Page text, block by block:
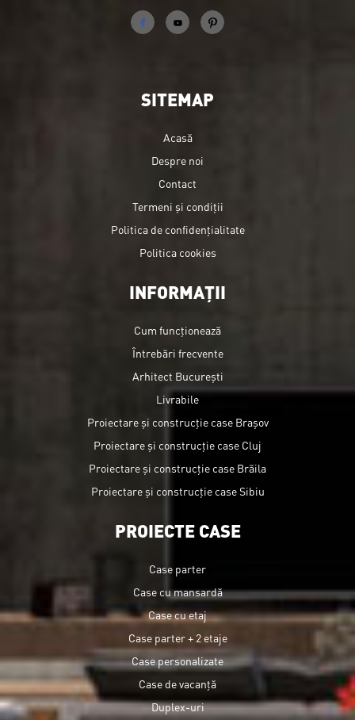
SITEMAP
Acasă
Despre noi
Contact
Termeni și condiții
Politica de confidențialitate
Politica cookies
INFORMAȚII
Cum funcționează
Întrebări frecvente
Arhitect București
Livrabile
Proiectare și construcție case Brașov
Proiectare și construcție case Cluj
Proiectare și construcție case Brăila
Proiectare și construcție case Sibiu
PROIECTE CASE
Case parter
Case cu mansardă
Case cu etaj
Case parter + 2 etaje
Case personalizate
Case de vacanță
Duplex-uri